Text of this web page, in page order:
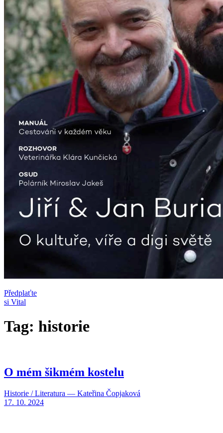
Předplaťte
si Vital
Tag: historie
O mém šikmém kostelu
Historie / Literatura — Kateřina Čopjaková
17. 10. 2024